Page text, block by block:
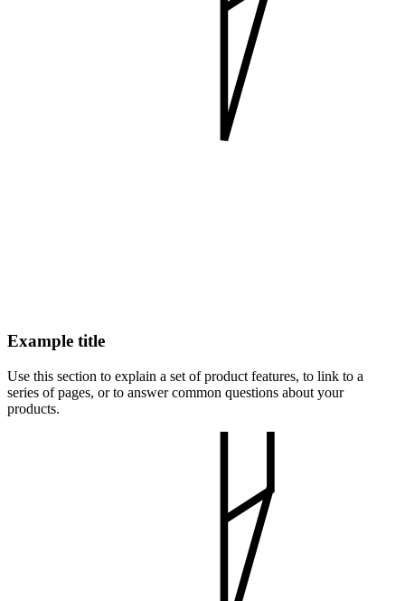
Example title
Use this section to explain a set of product features, to link to a
series of pages, or to answer common questions about your
products.